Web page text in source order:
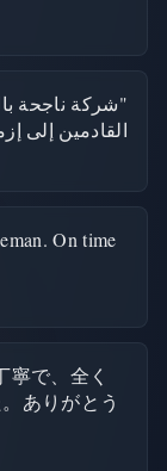
"شركة ناجحة
القادمين إلى
On time
で、全く
ありがとう